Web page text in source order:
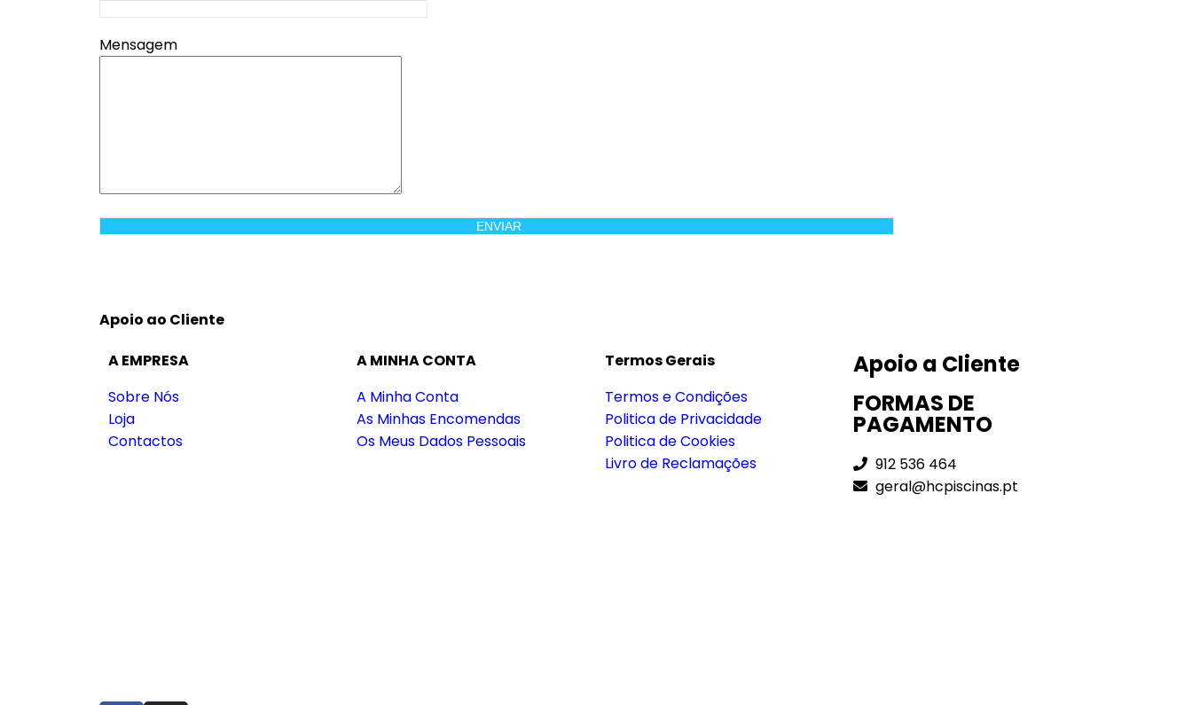
Mensagem
Apoio ao Cliente
A EMPRESA
Sobre Nós
Loja
Contactos
A MINHA CONTA
A Minha Conta
As Minhas Encomendas
Os Meus Dados Pessoais
Termos Gerais
Termos e Condições
Politica de Privacidade
Politica de Cookies
Livro de Reclamações
Apoio a Cliente
FORMAS DE
PAGAMENTO
912 536 464
geral@hcpiscinas.pt